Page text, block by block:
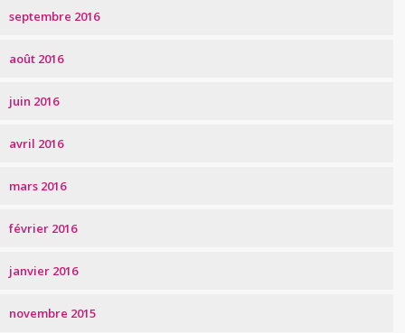
septembre 2016
août 2016
juin 2016
avril 2016
mars 2016
février 2016
janvier 2016
novembre 2015